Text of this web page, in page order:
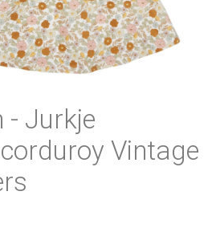
- Jurkje
Vintage